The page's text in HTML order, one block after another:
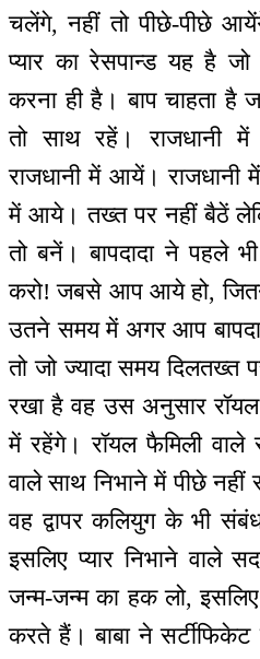
चलेंगे, नहीं तो पीछे-पीछे
प्यार का रेसपान्ड यह है
करना ही है। बाप चाहता है
तो साथ रहें। राजधानी में
राजधानी में आयें। राजधानी
में आये। तख्त पर नहीं बैठें
तो बनें। बापदादा ने पहले
करो! जबसे आप आये हो,
उतने समय में अगर आप
तो जो ज्यादा समय दिलतख्त
रखा है वह उस अनुसार
में रहेंगे। रॉयल फैमिली वाले
वाले साथ निभाने में पीछे
वह द्वापर कलियुग के भी
इसलिए प्यार निभाने वाले
जन्म-जन्म का हक लो, इसलिए
करते हैं। बाबा ने सर्टीफिकेट